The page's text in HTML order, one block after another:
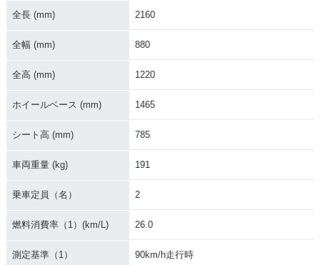
全長 (mm) 2160
全幅 (mm) 880
全高 (mm) 1220
ホイールベース (mm) 1465
シート高 (mm) 785
車両重量 (kg) 191
乗車定員（名） 2
燃料消費率（1）(km/L) 26.0
測定基準（1） 90km/h走行時